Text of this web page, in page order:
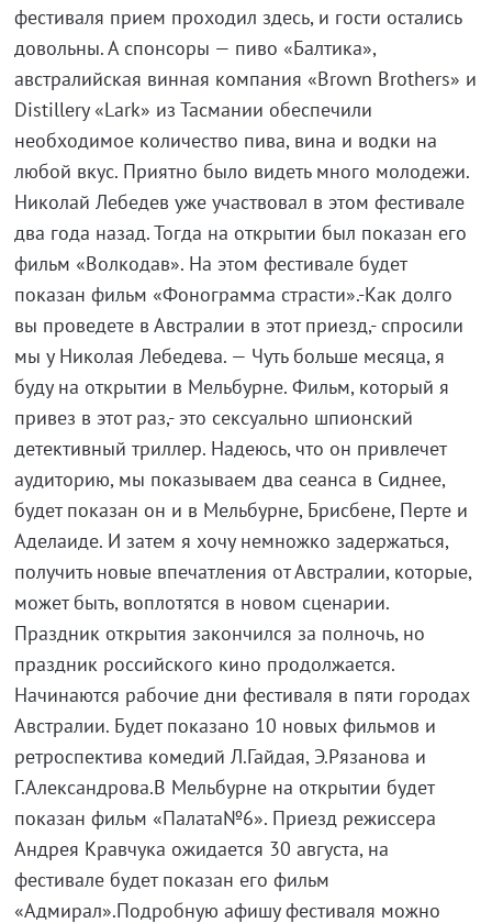
фестиваля прием проходил здесь, и гости остались
довольны. А спонсоры — пиво «Балтика»,
австралийская винная компания «Brown Brothers» и
Distillery «Lark» из Тасмании обеспечили
необходимое количество пива, вина и водки на
любой вкус. Приятно было видеть много молодежи.
Николай Лебедев уже участвовал в этом фестивале
два года назад. Тогда на открытии был показан его
фильм «Волкодав». На этом фестивале будет
показан фильм «Фонограмма страсти».-Как долго
вы проведете в Австралии в этот приезд,- спросили
мы у Николая Лебедева. — Чуть больше месяца, я
буду на открытии в Мельбурне. Фильм, который я
привез в этот раз,- это сексуально шпионский
детективный триллер. Надеюсь, что он привлечет
аудиторию, мы показываем два сеанса в Сиднее,
будет показан он и в Мельбурне, Брисбене, Перте и
Аделаиде. И затем я хочу немножко задержаться,
получить новые впечатления от Австралии, которые,
может быть, воплотятся в новом сценарии.
Праздник открытия закончился за полночь, но
праздник российского кино продолжается.
Начинаются рабочие дни фестиваля в пяти городах
Австралии. Будет показано 10 новых фильмов и
ретроспектива комедий Л.Гайдая, Э.Рязанова и
Г.Александрова.В Мельбурне на открытии будет
показан фильм «Палата№6». Приезд режиссера
Андрея Кравчука ожидается 30 августа, на
фестивале будет показан его фильм
«Адмирал».Подробную афишу фестиваля можно